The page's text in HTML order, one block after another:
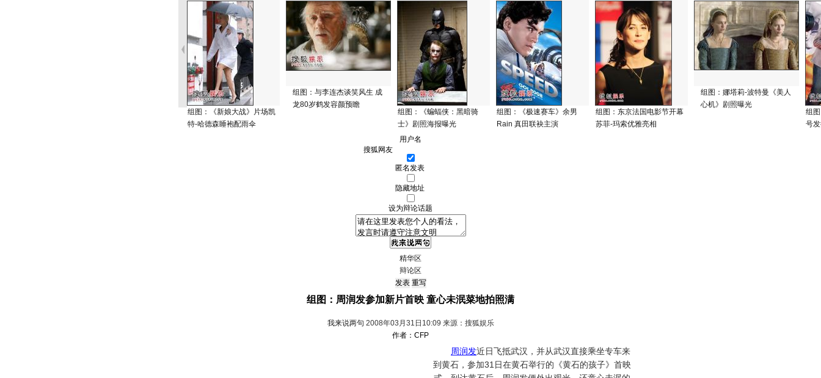
组图：《新娘大战》片场凯
特-哈德森睡袍配雨伞
组图：与李连杰谈笑风生 成
龙80岁鹤发容颜预瞻
组图：《蝙蝠侠：黑暗骑
士》剧照海报曝光
组图：《极速赛车》余男
Rain 真田联袂主演
组图：东京法国电影节开幕
苏菲-玛索优雅亮相
组图：娜塔莉-波特曼《美人
心机》剧照曝光
组
号
用户名
匿名发表
隐藏地址
设为辩论话题
精华区
辩论区
组图：周润发参加新片首映 童心未泯菜地拍照满
我来说两句 2008年03月31日10:09 来源：搜狐娱乐
作者：CFP
周润发近日飞抵武汉，并从武汉直接乘坐专车来
到黄石，参加31日在黄石举行的《黄石的孩子》首映